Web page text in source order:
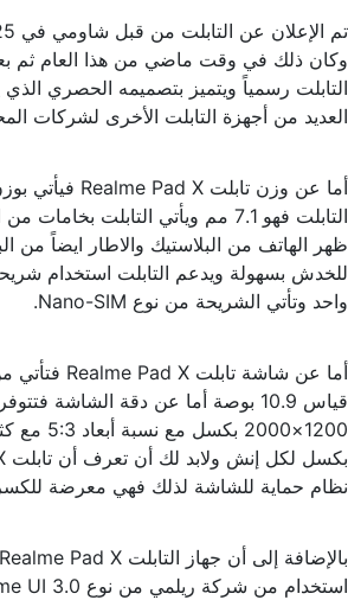
وكان ذلك في وقت ماضي من هذا العام ثم
التابلت رسمياً ويتميز بتصميمه الحصري
العديد من أجهزة التابلت الأخرى لشركات
التابلت فهو 7.1 مم ويأتي التابلت
ظهر الهاتف من البلاستيك والاطار ايضاً من
للخدش بسهولة ويدعم التابلت استخدام
واحد وتأتي الشريحة من نوع Nano-SIM.
قياس 10.9 بوصة أما عن دقة الشاشة
نظام حماية للشاشة لذلك فهي معرضة